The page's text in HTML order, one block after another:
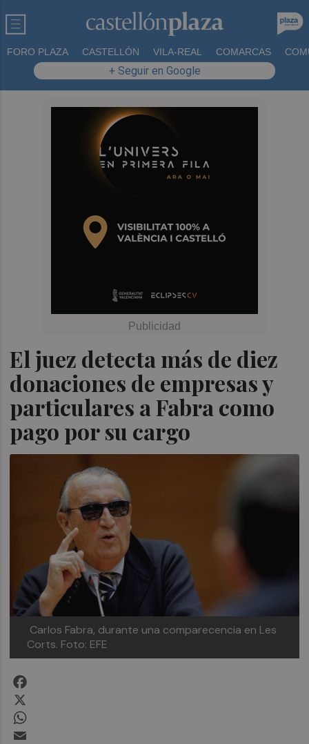
FORO PLAZA CASTELLÓN VILA-REAL COMARCAS
+ Seguir en Google
El juez detecta más de diez
donaciones de empresas y
particulares a Fabra como
pago por su cargo
Carlos Fabra, durante una comparecencia en Les
Corts. Foto: EFE